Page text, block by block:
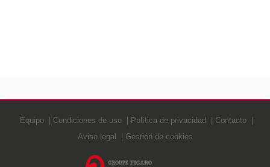
Equipo Condiciones de uso Política de privacidad
Contacto
Aviso legal
Gestión de cookies